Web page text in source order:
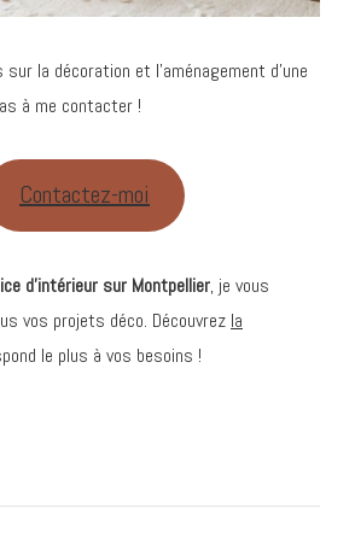
la décoration et l’aménagement d’une
à me contacter !
Contactez-moi
d’intérieur sur Montpellier, je vous
vos projets déco. Découvrez la
le plus à vos besoins !